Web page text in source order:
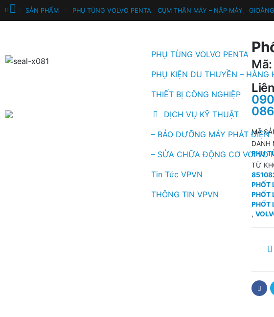
PHỤ TÙNG VOLVO PENTA
PHỤ KIỆN DU THUYỀN – HÀNG
THIẾT BỊ CÔNG NGHIỆP
DỊCH VỤ KỸ THUẬT
– BẢO DƯỠNG MÁY PHÁT ĐIỆN
– SỬA CHỮA ĐỘNG CƠ VOLVO
Tin Tức VPVN
THÔNG TIN VPVN
SẢN PHẨM PHỤ TÙNG VOLVO PENTA CỤM THÂN MÁY – NẮP MÁY
MÃ
DANH
PHỤ
TỪ
PHỐT
PHỐT
PHỐT
,